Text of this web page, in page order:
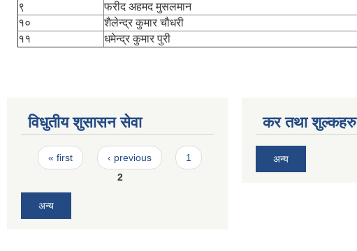
९
फरीद अहमद मुसलमान
१०
शैलेन्द्र कुमार चौधरी
११
धमेन्द्र कुमार पुरी
विधुतीय शुसासन सेवा
Pages
« first ‹ previous
1
2
अन्य
कर तथा शुल्कहरु
अन्य